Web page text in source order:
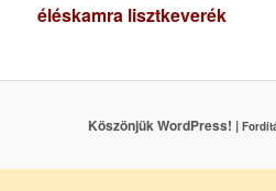
éléskamra lisztkeverék
Köszönjük WordPress! |